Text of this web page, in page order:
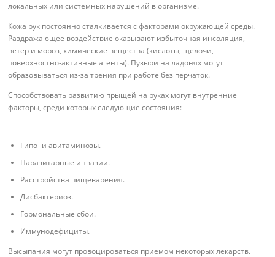
локальных или системных нарушений в организме.
Кожа рук постоянно сталкивается с факторами окружающей среды.
Раздражающее воздействие оказывают избыточная инсоляция,
ветер и мороз, химические вещества (кислоты, щелочи,
поверхностно-активные агенты). Пузыри на ладонях могут
образовываться из-за трения при работе без перчаток.
Способствовать развитию прыщей на руках могут внутренние
факторы, среди которых следующие состояния:
Гипо- и авитаминозы.
Паразитарные инвазии.
Расстройства пищеварения.
Дисбактериоз.
Гормональные сбои.
Иммунодефициты.
Высыпания могут провоцироваться приемом некоторых лекарств.